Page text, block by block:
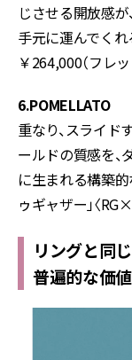
じさせる開放感
手元に運んでくれ
￥264,000（フレッ
6.POMELLATO
重なり、スライド
ールドの質感を
に生まれる構築的
ゥギャザー」〈
リングと同
普遍的な価